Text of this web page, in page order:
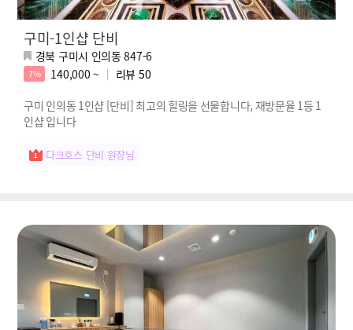
구미-1인샵 단비
경북 구미시 인의동 847-6
7% 140,000 ~ 리뷰 50
구미 인의동 1인샵 [단비] 최고의 힐링을 선물합니다, 재방문율 1등 1
인샵 입니다
다크호스 단비 원장님